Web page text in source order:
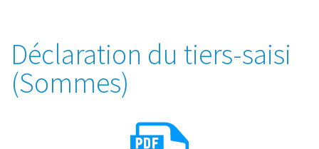
Déclaration du tiers-saisi
(Sommes)